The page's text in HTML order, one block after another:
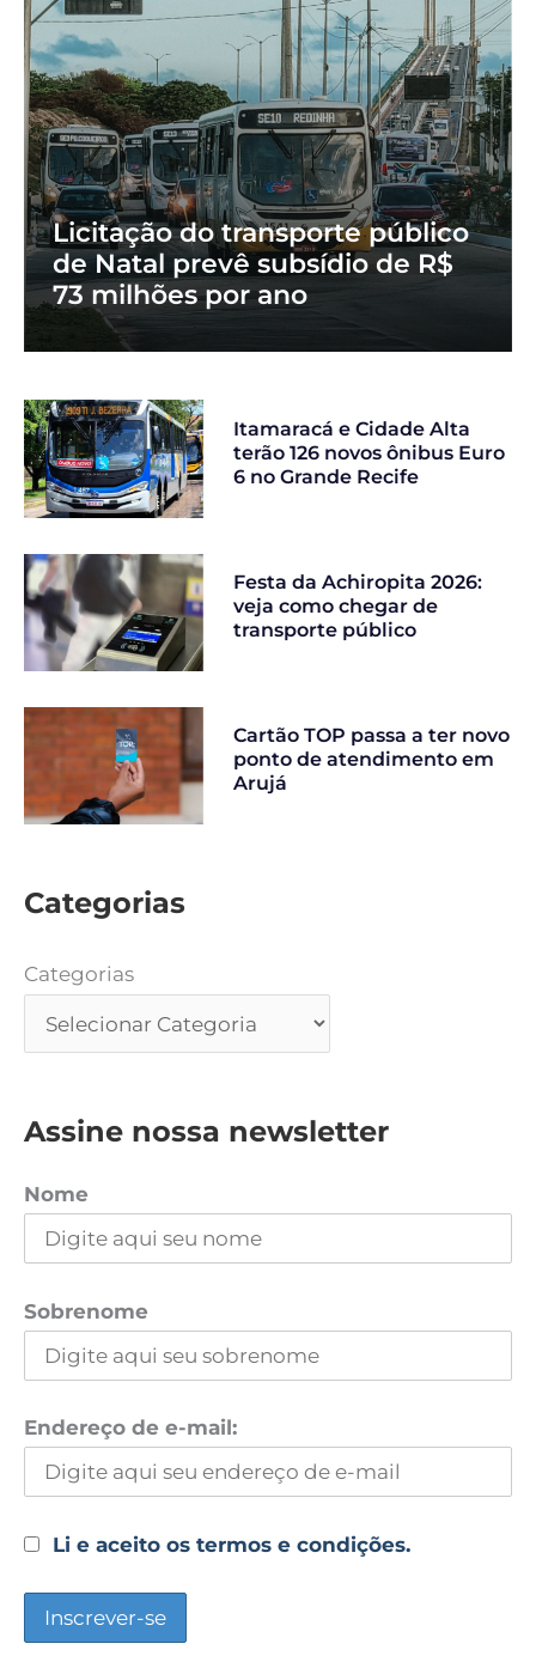
Licitação do transporte público
de Natal prevê subsídio de R$
73 milhões por ano
Itamaracá e Cidade Alta
terão 126 novos ônibus Euro
6 no Grande Recife
Festa da Achiropita 2026:
veja como chegar de
transporte público
Cartão TOP passa a ter novo
ponto de atendimento em
Arujá
Categorias
Categorias
Assine nossa newsletter
Nome
Sobrenome
Endereço de e-mail:
Li e aceito os termos e condições.